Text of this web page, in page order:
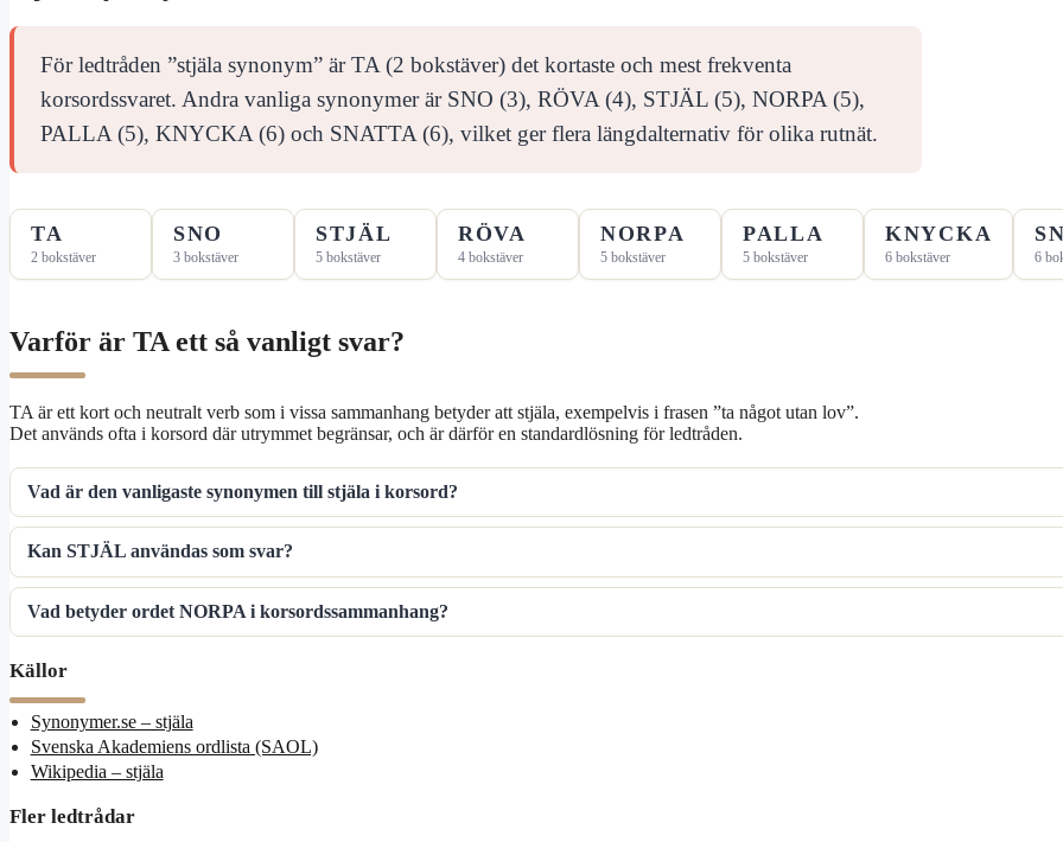
För ledtråden ”stjäla synonym” är TA (2 bokstäver) det kortaste och mest frekventa
korsordssvaret. Andra vanliga synonymer är SNO (3), RÖVA (4), STJÄL (5), NORPA (5),
PALLA (5), KNYCKA (6) och SNATTA (6), vilket ger flera längdalternativ för olika rutnät.
TA
2 bokstäver
SNO
3 bokstäver
STJÄL
5 bokstäver
RÖVA
4 bokstäver
NORPA
5 bokstäver
PALLA
5 bokstäver
KNYCKA
6 bokstäver 6
Varför är TA ett så vanligt svar?
TA är ett kort och neutralt verb som i vissa sammanhang betyder att stjäla, exempelvis i frasen ”ta något utan lov”.
Det används ofta i korsord där utrymmet begränsar, och är därför en standardlösning för ledtråden.
Vad är den vanligaste synonymen till stjäla i korsord?
Kan STJÄL användas som svar?
Vad betyder ordet NORPA i korsordssammanhang?
Källor
Synonymer.se – stjäla
Svenska Akademiens ordlista (SAOL)
Wikipedia – stjäla
Fler ledtrådar